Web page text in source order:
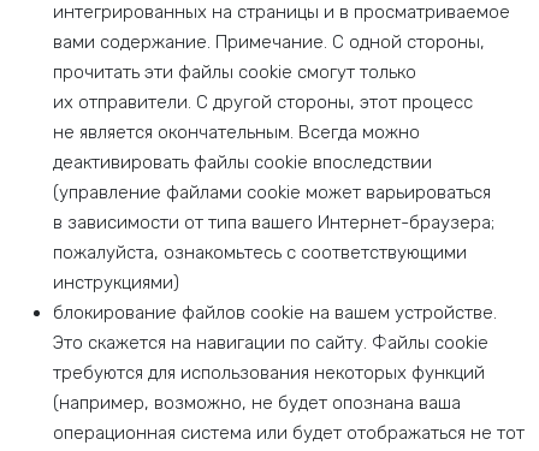
интегрированных на страницы и в просматриваемое
вами содержание. Примечание. С одной стороны,
прочитать эти файлы cookie смогут только
их отправители. С другой стороны, этот процесс
не является окончательным. Всегда можно
деактивировать файлы cookie впоследствии
(управление файлами cookie может варьироваться
в зависимости от типа вашего Интернет-браузера;
пожалуйста, ознакомьтесь с соответствующими
инструкциями)
блокирование файлов cookie на вашем устройстве.
Это скажется на навигации по сайту. Файлы cookie
требуются для использования некоторых функций
(например, возможно, не будет опознана ваша
операционная система или будет отображаться не тот